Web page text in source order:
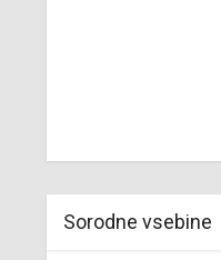
Sorodne vsebine